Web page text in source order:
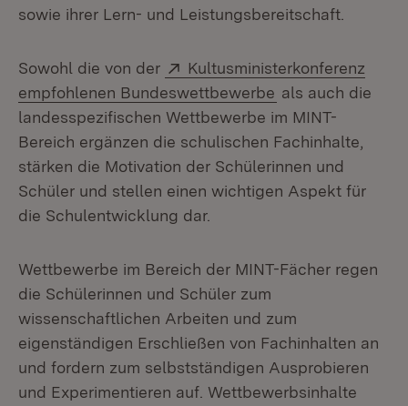
sowie ihrer Lern- und Leistungsbereitschaft.
Sowohl die von der Extern:
Kultusministerkonferenz
empfohlenen Bundeswettbewerbe (Öffnet in neuem
als auch die
landesspezifischen Wettbewerbe im MINT-
Bereich ergänzen die schulischen Fachinhalte,
stärken die Motivation der Schülerinnen und
Schüler und stellen einen wichtigen Aspekt für
die Schulentwicklung dar.
Wettbewerbe im Bereich der MINT-Fächer regen
die Schülerinnen und Schüler zum
wissenschaftlichen Arbeiten und zum
eigenständigen Erschließen von Fachinhalten an
und fordern zum selbstständigen Ausprobieren
und Experimentieren auf. Wettbewerbsinhalte